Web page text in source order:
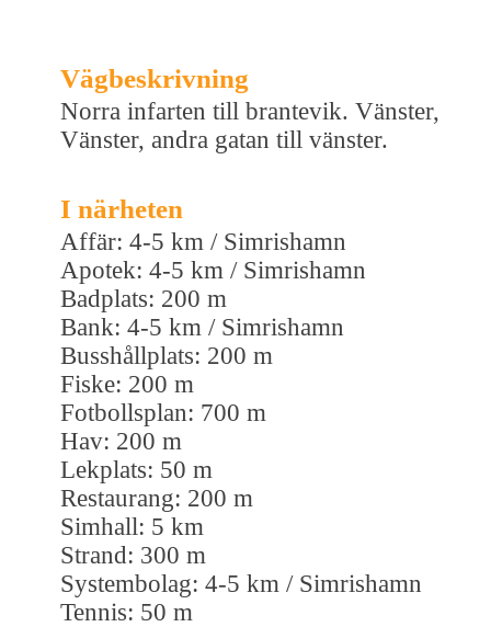
Vägbeskrivning
Norra infarten till brantevik. Vänster,
Vänster, andra gatan till vänster.
I närheten
Affär: 4-5 km / Simrishamn
Apotek: 4-5 km / Simrishamn
Badplats: 200 m
Bank: 4-5 km / Simrishamn
Busshållplats: 200 m
Fiske: 200 m
Fotbollsplan: 700 m
Hav: 200 m
Lekplats: 50 m
Restaurang: 200 m
Simhall: 5 km
Strand: 300 m
Systembolag: 4-5 km / Simrishamn
Tennis: 50 m